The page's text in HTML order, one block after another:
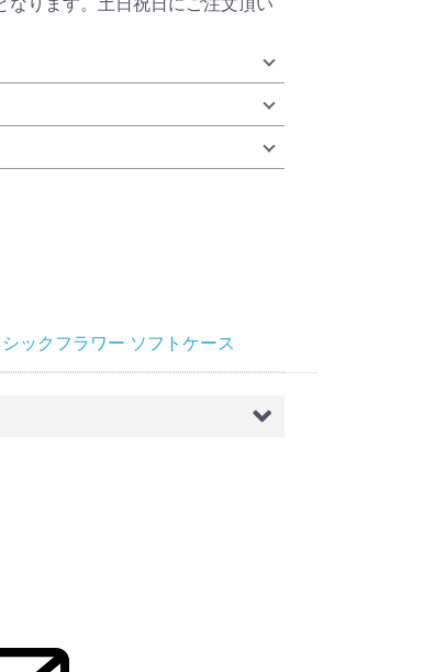
なります。土日祝日にご注文頂い
ックフラワー ソフトケース